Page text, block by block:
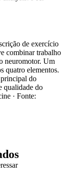
de exercício
combinar trabalho
neuromotor. Um
quatro elementos.
do
qualidade do
· Fonte: